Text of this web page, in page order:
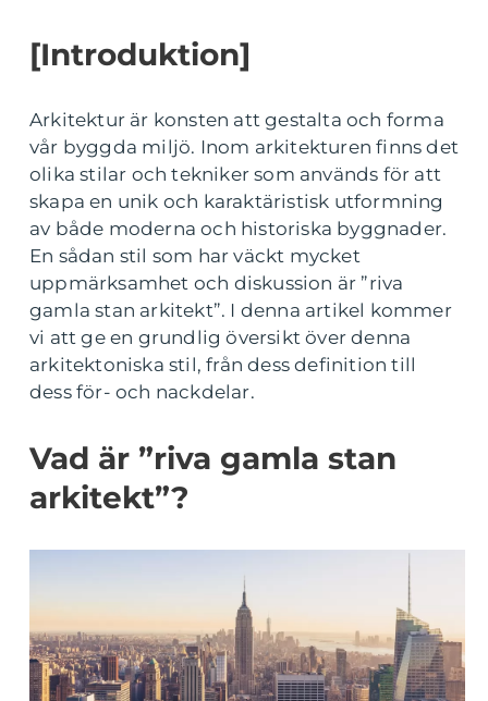
[Introduktion]
Arkitektur är konsten att gestalta och forma
vår byggda miljö. Inom arkitekturen finns det
olika stilar och tekniker som används för att
skapa en unik och karaktäristisk utformning
av både moderna och historiska byggnader.
En sådan stil som har väckt mycket
uppmärksamhet och diskussion är ”riva
gamla stan arkitekt”. I denna artikel kommer
vi att ge en grundlig översikt över denna
arkitektoniska stil, från dess definition till
dess för- och nackdelar.
Vad är ”riva gamla stan
arkitekt”?